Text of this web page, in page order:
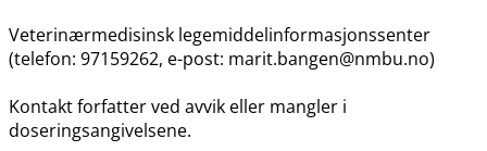
Veterinærmedisinsk legemiddelinformasjonssenter
(telefon: 97159262, e-post: marit.bangen@nmbu.no)
Kontakt forfatter ved avvik eller mangler i
doseringsangivelsene.